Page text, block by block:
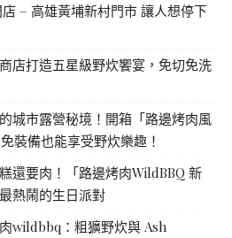
– 高雄黃埔新村門市 讓人想停下
店打造五星級野炊饗宴，免切免洗
城市露營秘境！開箱「路邊烤肉風
裝備也能享受野炊樂趣！
還要肉！「路邊烤肉WildBBQ 新
熱鬧的生日派對
wildbbq：粗獷野炊與 Ash